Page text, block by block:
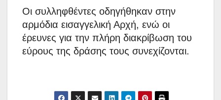
Οι συλληφθέντες οδηγήθηκαν στην
αρμόδια εισαγγελική Αρχή, ενώ οι
έρευνες για την πλήρη διακρίβωση του
εύρους της δράσης τους συνεχίζονται.